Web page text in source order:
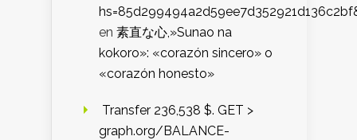
en 素直な心,»Sunao na
kokoro»: «corazón sincero» o
«corazón honesto»
️ Transfer 236,538 $. GET >
graph.org/BALANCE-